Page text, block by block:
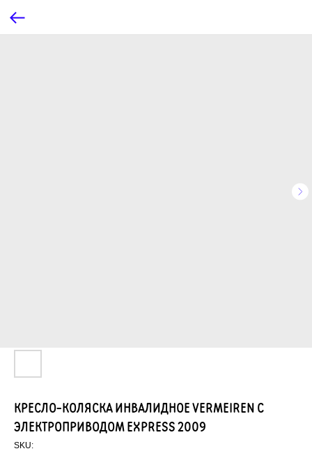
КРЕСЛО-КОЛЯСКА ИНВАЛИДНОЕ VERMEIREN С
ЭЛЕКТРОПРИВОДОМ EXPRESS 2009
SKU: